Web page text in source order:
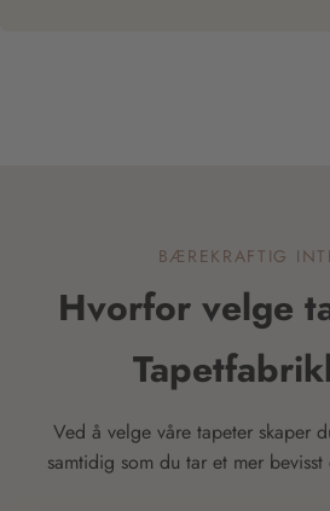
BÆREKRAFTIG
Hvorfor velge
Ved å velge våre tapeter skaper
samtidig som du tar et mer